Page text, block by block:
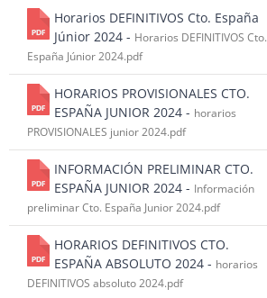
Horarios DEFINITIVOS Cto. España
Júnior 2024 - Horarios DEFINITIVOS Cto.
España Júnior 2024.pdf
HORARIOS PROVISIONALES CTO.
ESPAÑA JUNIOR 2024 - horarios
PROVISIONALES junior 2024.pdf
INFORMACIÓN PRELIMINAR CTO.
ESPAÑA JUNIOR 2024 - Información
preliminar Cto. España Junior 2024.pdf
HORARIOS DEFINITIVOS CTO.
ESPAÑA ABSOLUTO 2024 - horarios
DEFINITIVOS absoluto 2024.pdf